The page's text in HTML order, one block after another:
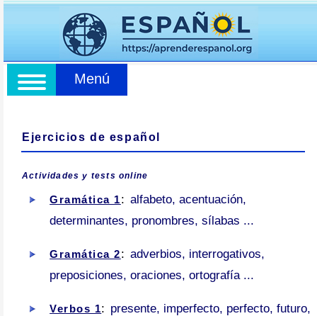
Menú
Ejercicios de español
Actividades y tests online
Gramática 1: alfabeto, acentuación,
determinantes, pronombres, sílabas ...
Gramática 2: adverbios, interrogativos,
preposiciones, oraciones, ortografía ...
Verbos 1: presente, imperfecto, perfecto, futuro,